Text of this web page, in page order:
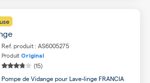
Ref. produit : AS6005275
Produit Original
(15)
Pompe de Vidange pour Lave-linge FRANCIA